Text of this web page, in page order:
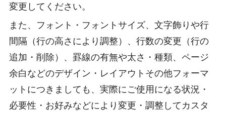
変更してください。
また、フォント・フォントサイズ、文字飾りや行
間隔（行の高さにより調整）、行数の変更（行の
追加・削除）、罫線の有無や太さ・種類、ページ
余白などのデザイン・レイアウトその他フォーマ
ットにつきましても、実際にご使用になる状況・
必要性・お好みなどにより変更・調整してカスタ